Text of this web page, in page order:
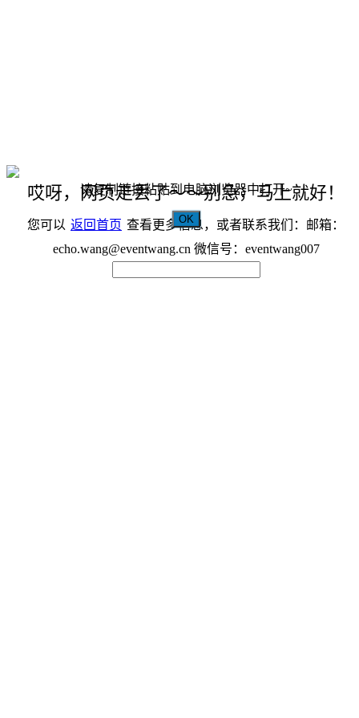
哎呀，网页走丢了～～别急，马上就好！
您可以 返回首页 查看更多信息，或者联系我们：邮箱：
echo.wang@eventwang.cn 微信号：eventwang007
请复制链接粘贴到电脑浏览器中打开~
OK